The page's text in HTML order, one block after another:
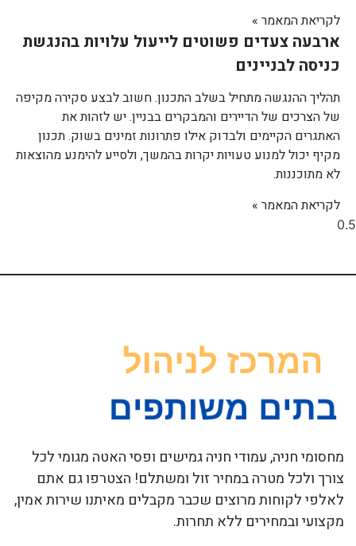
לקריאת המאמר »
ארבעה צעדים פשוטים לייעול עלויות בהנגשת
כניסה לבניינים
תהליך ההנגשה מתחיל בשלב התכנון. חשוב לבצע סקירה מקיפה
של הצרכים של הדיירים והמבקרים בבניין. יש לזהות את
האתגרים הקיימים ולבדוק אילו פתרונות זמינים בשוק. תכנון
מקיף יכול למנוע טעויות יקרות בהמשך, ולסייע להימנע מהוצאות
לא מתוכננות.
לקריאת המאמר »
מחסומי חניה, עמודי חניה גמישים ופסי האטה מגומי לכל
צורך ולכל מטרה במחיר זול ומשתלם! הצטרפו גם אתם
לאלפי לקוחות מרוצים שכבר מקבלים מאיתנו שירות אמין,
מקצועי ובמחירים ללא תחרות.